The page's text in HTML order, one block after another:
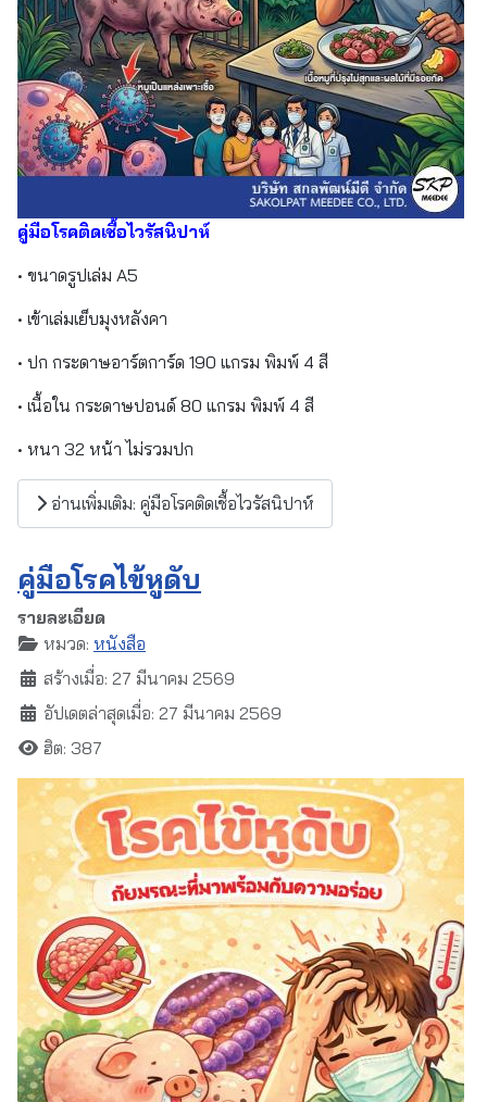
คู่มือโรคติดเชื้อไวรัสนิปาห์
• ขนาดรูปเล่ม A5
• เข้าเล่มเย็บมุงหลังคา
• ปก กระดาษอาร์ตการ์ด 190 แกรม พิมพ์ 4 สี
• เนื้อใน กระดาษปอนด์ 80 แกรม พิมพ์ 4 สี
• หนา 32 หน้า ไม่รวมปก
อ่านเพิ่มเติม: คู่มือโรคติดเชื้อไวรัสนิปาห์
คู่มือโรคไข้หูดับ
รายละเอียด
หมวด: หนังสือ
สร้างเมื่อ: 27 มีนาคม 2569
อัปเดตล่าสุดเมื่อ: 27 มีนาคม 2569
ฮิต: 387